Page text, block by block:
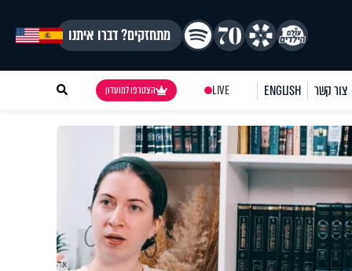
מתחזקים? דברו איתנו
צור קשר ENGLISH
LIVE הצטרפו למועדון